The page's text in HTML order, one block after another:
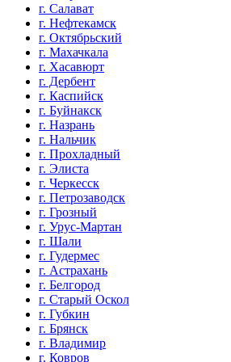
г. Салават
г. Нефтекамск
г. Октябрьский
г. Махачкала
г. Хасавюрт
г. Дербент
г. Каспийск
г. Буйнакск
г. Назрань
г. Нальчик
г. Прохладный
г. Элиста
г. Черкесск
г. Петрозаводск
г. Грозный
г. Урус-Мартан
г. Шали
г. Гудермес
г. Астрахань
г. Белгород
г. Старый Оскол
г. Губкин
г. Брянск
г. Владимир
г. Ковров